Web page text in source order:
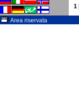
1
Area riservata